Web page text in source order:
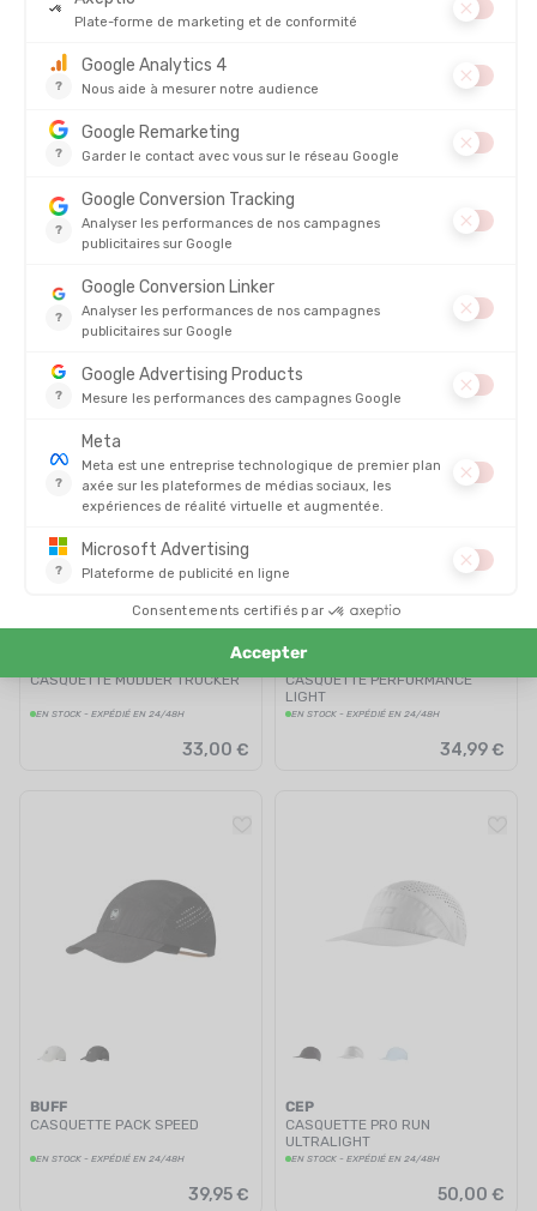
SALOMON
CASQUETTE SENSE AERO
45,00 €
BV SPORT
CASQUETTE TRUCKER RETRO
-23% 26,90 €
CASQUETTE MUDDER TRUCKER
EN STOCK - EXPÉDIÉ EN 24/48H
33,00 €
ODLO
CASQUETTE PERFORMANCE
LIGHT
EN STOCK - EXPÉDIÉ EN 24/48H
34,99 €
BUFF
CASQUETTE PACK SPEED
EN STOCK - EXPÉDIÉ EN 24/48H
39,95 €
CEP
CASQUETTE PRO RUN
ULTRALIGHT
EN STOCK - EXPÉDIÉ EN 24/48H
50,00 €